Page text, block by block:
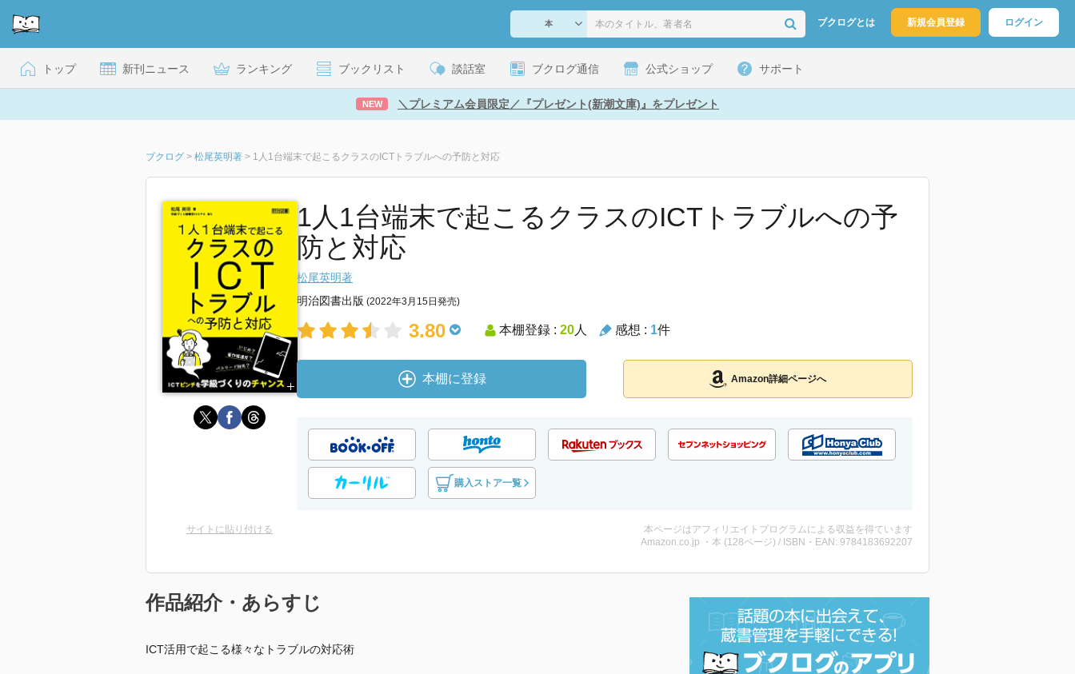
ブクログとは 新規会員登録 ログイン
トップ 新刊ニュース ランキング ブックリスト 談話室 ブクログ通信 公式ショップ サポート
NEW ＼プレミアム会員限定／『プレゼント(新潮文庫)』をプレゼント
ブクログ > 松尾英明著 > 1人1台端末で起こるクラスのICTトラブルへの予防と対応
1人1台端末で起こるクラスのICTトラブルへの予
防と対応
松尾英明著
明治図書出版 (2022年3月15日発売)
3.80 本棚登録 : 20人 感想 : 1件
本棚に登録 Amazon詳細ページへ
購入ストア一覧
サイトに貼り付ける
本ページはアフィリエイトプログラムによる収益を得ています
Amazon.co.jp ・本 (128ページ) / ISBN・EAN: 9784183692207
作品紹介・あらすじ
ICT活用で起こる様々なトラブルの対応術